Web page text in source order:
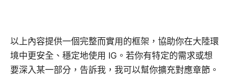
以上內容提供一個完整而實用的框架，協助你在大陸環
境中更安全、穩定地使用 IG。若你有特定的需求或想
要深入某一部分，告訴我，我可以幫你擴充對應章節。